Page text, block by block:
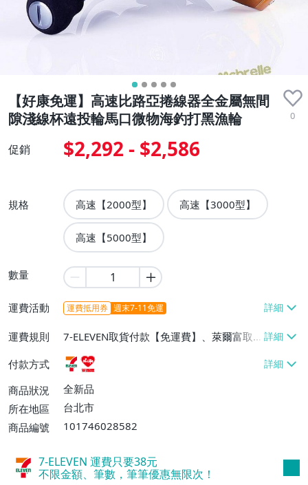
【好康免運】高速比路亞捲線器全金屬無間
隙淺線杯遠投輪馬口微物海釣打黑漁輪
0
促銷 $2,292 - $2,586
規格 高速【2000型】 高速【3000型】
高速【5000型】
數量
運費活動 運費抵用券 週末7-11免運
運費規則
7-ELEVEN取貨付款【免運費】、萊爾富取
貨付款【免運費】
付款方式
商品狀況
全新品
所在地區
台北市
商品編號
101746028582
7-ELEVEN 運費只要38元
不限金額、筆數，筆筆優惠無限次！